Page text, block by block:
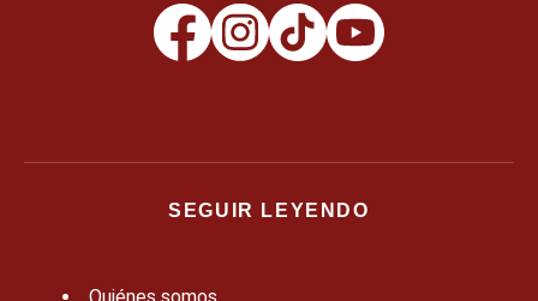
SEGUIR LEYENDO
Quiénes somos